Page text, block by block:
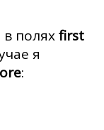
поляхfirst
я
: